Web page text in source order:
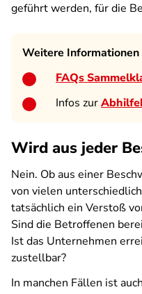
geführt werden, für die
Weitere Informationen
FAQs
Infos zur
Wird aus jeder
Nein. Ob aus einer
von vielen
tatsächlich ein Verstoß
Sind die Betroffenen
Ist das Unternehmen
zustellbar?
In manchen Fällen ist